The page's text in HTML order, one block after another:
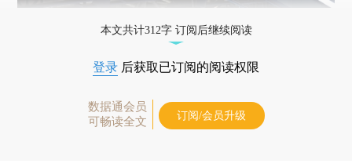
本文共计312字 订阅后继续阅读
登录 后获取已订阅的阅读权限
数据通会员
可畅读全文
订阅/会员升级